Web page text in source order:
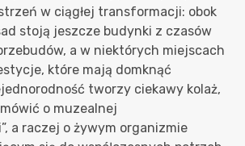
w ciągłej transformacji: obok
stoją jeszcze budynki z czasów
a w niektórych miejscach
które mają domknąć
tworzy ciekawy kolaż,
o muzealnej
a raczej o żywym organizmie